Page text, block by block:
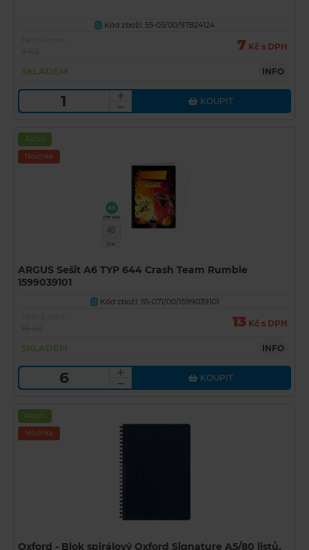
U
Kód zboží: 55-03/00/97824124
7 Kč s DPH
SKLADEM INFO
KOUPIT
Akční
Novinka
ARGUS Sešit A6 TYP 644 Crash Team Rumble
1599039101
U Kód zboží: 55-071/00/1599039101
13 Kč s DPH
SKLADEM INFO
KOUPIT
Akční
Novinka
Oxford - Blok spirálový Oxford Signature A5/80 listů,